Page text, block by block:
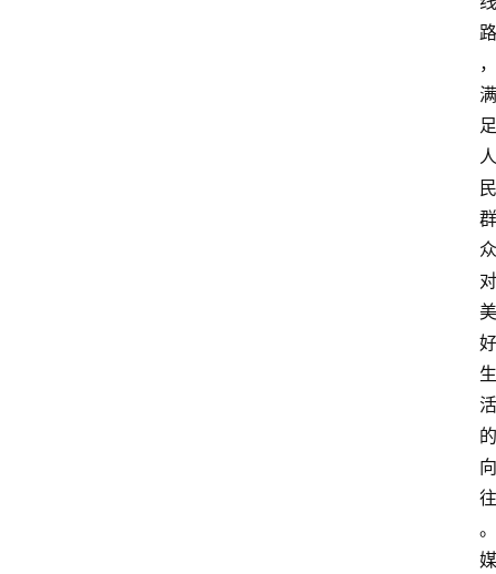
路
，
满
足
人
民
群
众
对
美
好
生
活
的
向
往
。
媒